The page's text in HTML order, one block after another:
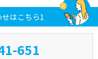
はこちら1
651